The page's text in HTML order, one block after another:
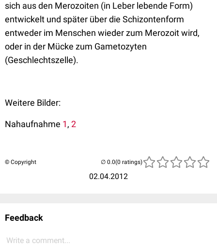
sich aus den Merozoiten (in Leber lebende Form)
entwickelt und später über die Schizontenform
entweder im Menschen wieder zum Merozoit wird,
oder in der Mücke zum Gametozyten
(Geschlechtszelle).
Weitere Bilder:
Nahaufnahme 1, 2
© Copyright
02.04.2012
(0 ratings)
Feedback
Write a comment...